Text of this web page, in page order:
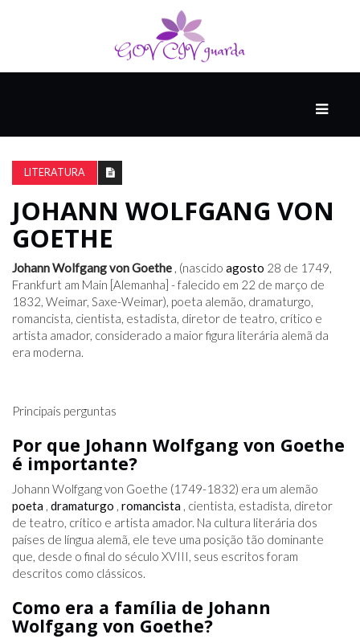
DO
THINK
COMEÇA
COM
UM
ESTRONDO
LITERATURA
JOHANN WOLFGANG VON
GOETHE
Johann Wolfgang von Goethe , (nascido agosto 28 de 1749,
Frankfurt am Main [Alemanha] - falecido em 22 de março de
1832, Weimar, Saxe-Weimar), poeta alemão, dramaturgo,
romancista, cientista, estadista, diretor de teatro, crítico e
artista amador, considerado a maior figura literária alemã da
era moderna.
Principais perguntas
Por que Johann Wolfgang von Goethe
é importante?
Johann Wolfgang von Goethe (1749-1832) era um alemão
poeta , dramaturgo , romancista , cientista, estadista, diretor
de teatro, crítico e artista amador. Na cultura literária dos
países de língua alemã, ele teve uma posição tão dominante
que, desde o final do século XVIII, seus escritos foram
descritos como clássicos.
Como era a família de Johann
Wolfgang von Goethe?